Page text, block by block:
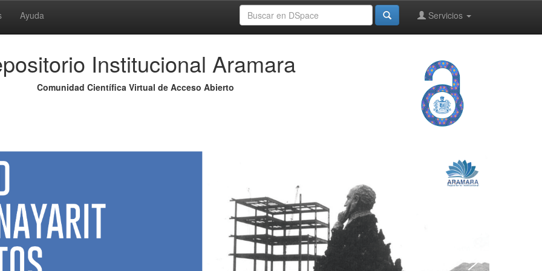
Ayuda Servicios
Institucional Aramara
Comunidad Científica Virtual de Acceso Abierto